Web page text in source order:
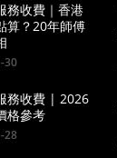
務收費｜香港
算？20年師傅
30
務收費 | 2026
格參考
28